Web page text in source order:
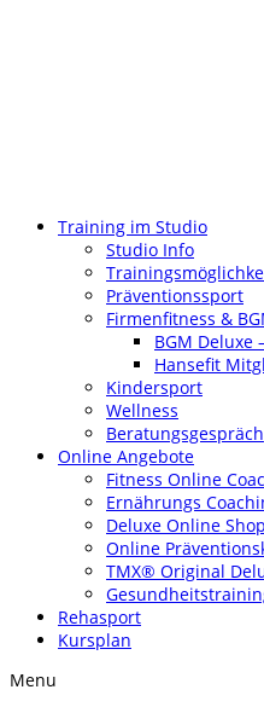
Training im Studio
Studio Info
Präventionssport
Firmenfitness &
BGM
Hansefit
Kindersport
Wellness
Beratungsgespräch
Online Angebote
Fitness Online
Ernährungs
Deluxe Online Shop
Online
TMX® Original
Rehasport
Kursplan
Menu